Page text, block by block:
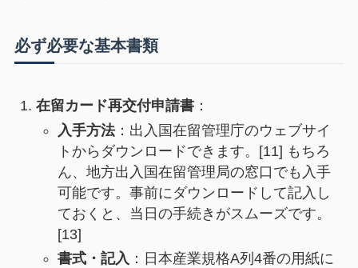
必ず必要な基本書類
在留カード再交付申請書：
入手方法：出入国在留管理庁のウェブサイ
トからダウンロードできます。[11] もちろ
ん、地方出入国在留管理局の窓口でも入手
可能です。事前にダウンロードして記入し
ておくと、当日の手続きがスムーズです。
[13]
書式・記入 ：日本産業規格A列4番の用紙に